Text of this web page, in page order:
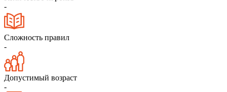
-
Сложность правил
-
Допустимый возраст
-